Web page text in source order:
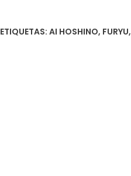
ETIQUETAS: AI HOSHINO, FURYU,